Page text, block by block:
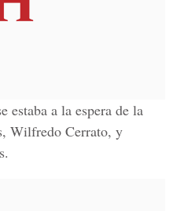
estaba a la espera de la
Wilfredo Cerrato, y